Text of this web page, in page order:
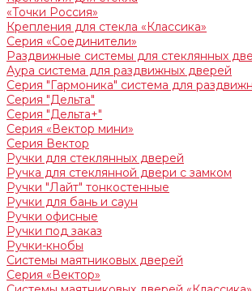
«Точки Россия»
Крепления для стекла «Классика»
Серия «Соединители»
Раздвижные системы для стеклянных
Аура система для раздвижных дверей
Серия "Гармоника" система для
Серия "Дельта"
Серия "Дельта+"
Серия «Вектор мини»
Серия Вектор
Ручки для стеклянных дверей
Ручка для стеклянной двери с замком
Ручки "Лайт" тонкостенные
Ручки для бань и саун
Ручки офисные
Ручки под заказ
Ручки-кнобы
Системы маятниковых дверей
Серия «Вектор»